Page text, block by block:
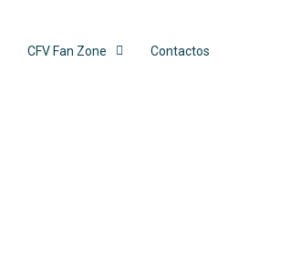
CFV Fan Zone Contactos